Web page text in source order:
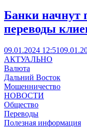
Банки начнут
переводы
09.01.2024 12:51
АКТУАЛЬНО
Валюта
Дальний Восток
Мошенничество
НОВОСТИ
Общество
Переводы
Полезная информация